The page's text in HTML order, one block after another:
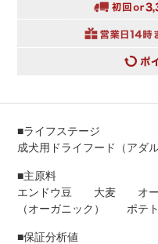
■ライフステージ
成犬用ドライフード（アダ
■主原料
エンドウ豆 大麦 オ
（オーガニック） ポ
■保証分析値